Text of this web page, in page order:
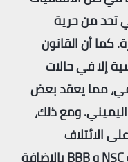
تحد من حرية
كما أن القانون
إلا في حالات
مما يعقد بعض
ومع ذلك،
الائتلاف